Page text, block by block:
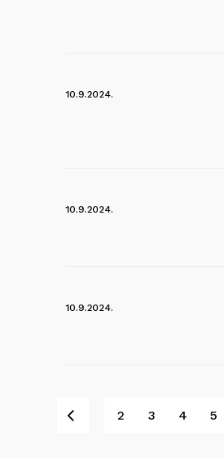
10.9.2024.
10.9.2024.
10.9.2024.
2 3 4 5